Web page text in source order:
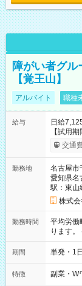
障がい者グル
【覚王山】
アルバイト 職種
給与
日給
【試用
給与は
交通
勤務地
名古屋市
愛知県名
駅：東山
株式会
勤務時間
平均労働
ります
00 (休憩あり) ３
時間 勤
期間 単発・1
特徴 副業・W